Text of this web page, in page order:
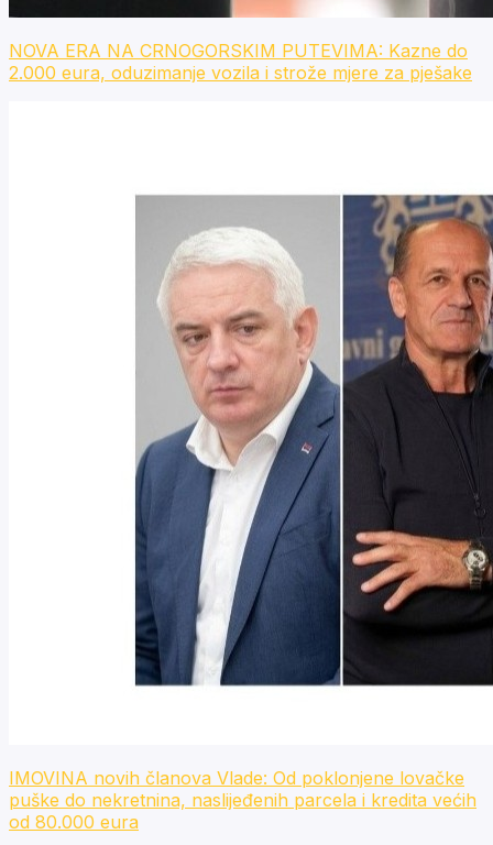
NOVA ERA NA CRNOGORSKIM PUTEVIMA: Kazne do
2.000 eura, oduzimanje vozila i strože mjere za pješake
IMOVINA novih članova Vlade: Od poklonjene lovačke
puške do nekretnina, naslijeđenih parcela i kredita većih
od 80.000 eura